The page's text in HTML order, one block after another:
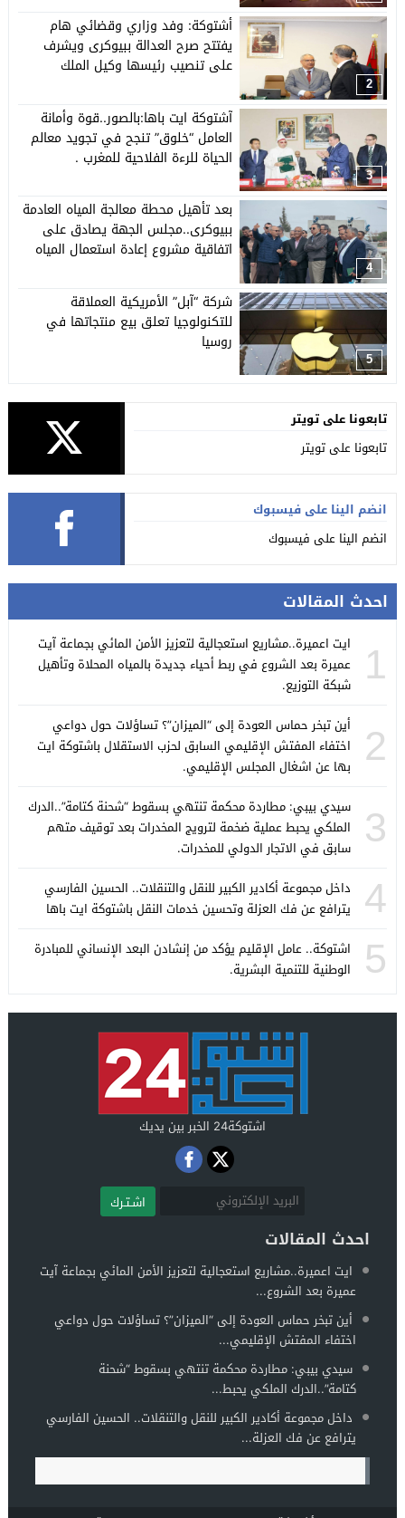
2
أشتوكة: وفد وزاري وقضائي هام
يفتتح صرح العدالة ببيوكرى ويشرف
على تنصيب رئيسها وكيل الملك
3
آشتوكة ايت باها:بالصور..قوة وأمانة
العامل “خلوق” تنجح في تجويد معالم
الحياة للرءة الفلاحية للمغرب .
4
بعد تأهيل محطة معالجة المياه العادمة
ببيوكرى..مجلس الجهة يصادق على
اتفاقية مشروع إعادة استعمال المياه
الخضراء بالمدينة
5
شركة “آبل” الأمريكية العملاقة
للتكنولوجيا تعلق بيع منتجاتها في
روسيا
تابعونا على تويتر
تابعونا على تويتر
انضم الينا على فيسبوك
انضم الينا على فيسبوك
احدث المقالات
1
ايت اعميرة..مشاريع استعجالية لتعزيز الأمن المائي بجماعة آيت
عميرة بعد الشروع في ربط أحياء جديدة بالمياه المحلاة وتأهيل
شبكة التوزيع.
2
أين تبخر حماس العودة إلى “الميزان”؟ تساؤلات حول دواعي
اختفاء المفتش الإقليمي السابق لحزب الاستقلال باشتوكة ايت
بها عن اشغال المجلس الإقليمي.
3
سيدي بيبي: مطاردة محكمة تنتهي بسقوط “شحنة كتامة”..الدرك
الملكي يحبط عملية ضخمة لترويج المخدرات بعد توقيف متهم
سابق في الاتجار الدولي للمخدرات.
4
داخل مجموعة أكادير الكبير للنقل والتنقلات.. الحسين الفارسي
يترافع عن فك العزلة وتحسين خدمات النقل باشتوكة ايت باها
5
اشتوكة.. عامل الإقليم يؤكد من إنشادن البعد الإنساني للمبادرة
الوطنية للتنمية البشرية.
اشتوكة24 الخبر بين يديك
اشـتـرك
احدث المقالات
ايت اعميرة..مشاريع استعجالية لتعزيز الأمن المائي بجماعة آيت
عميرة بعد الشروع...
أين تبخر حماس العودة إلى “الميزان”؟ تساؤلات حول دواعي
اختفاء المفتش الإقليمي...
سيدي بيبي: مطاردة محكمة تنتهي بسقوط “شحنة
كتامة”..الدرك الملكي يحبط...
داخل مجموعة أكادير الكبير للنقل والتنقلات.. الحسين الفارسي
يترافع عن فك العزلة...